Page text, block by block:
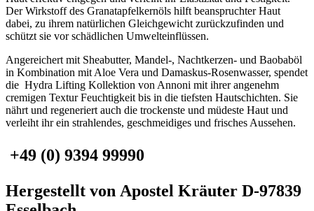
Der Wirkstoff des Granatapfelkernöls hilft beanspruchter Haut
dabei, zu ihrem natürlichen Gleichgewicht zurückzufinden und
schützt sie vor schädlichen Umwelteinflüssen.
Angereichert mit Sheabutter, Mandel-, Nachtkerzen- und Baobaböl
in Kombination mit Aloe Vera und Damaskus-Rosenwasser, spendet
die Hydra Lifting Kollektion von Annoni mit ihrer angenehm
cremigen Textur Feuchtigkeit bis in die tiefsten Hautschichten. Sie
nährt und regeneriert auch die trockenste und müdeste Haut und
verleiht ihr ein strahlendes, geschmeidiges und frisches Aussehen.
+49 (0) 9394 99990
Hergestellt von Apostel Kräuter D-97839